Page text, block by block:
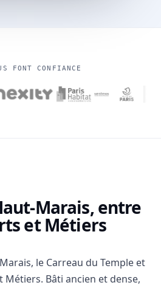
FONT CONFIANCE
Marais, entre
et Métiers
le Carreau du Temple et
Bâti ancien et dense,